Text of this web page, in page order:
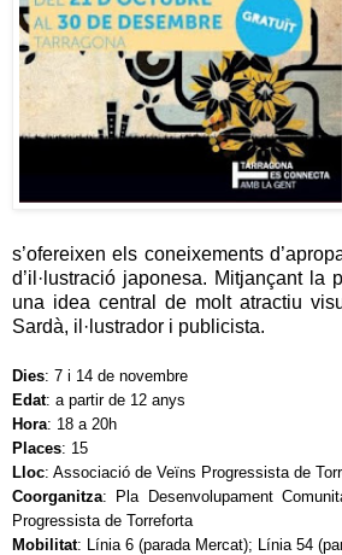
s’ofereixen els coneixements
d’il·lustració japonesa. Mitjançant la
una idea central de molt atractiu
Sardà, il·lustrador i publicista.
Dies: 7 i 14 de novembre
Edat: a partir de 12 anys
Hora: 18 a 20h
Places: 15
Lloc: Associació de Veïns Progressista de
Coorganitza: Pla Desenvolupament
Progressista de Torreforta
Mobilitat: Línia 6 (parada Mercat); Línia 54